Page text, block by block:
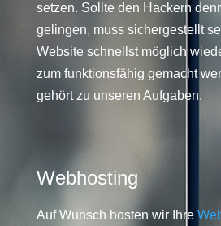
setzen. Sollte den Hackern
gelingen, muss sichergestellt
Website schnellst möglich
zum funktionsfähig gemacht
gehört zu unseren Aufgaben.
Webhosting
Auf Wunsch hosten wir Ihre